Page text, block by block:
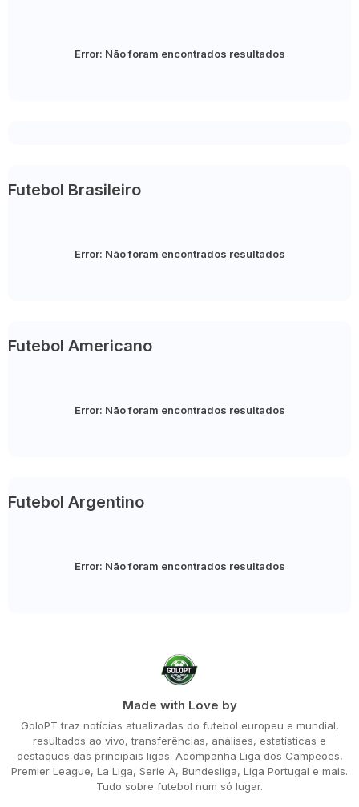
Error: Não foram encontrados resultados
Futebol Brasileiro
Error: Não foram encontrados resultados
Futebol Americano
Error: Não foram encontrados resultados
Futebol Argentino
Error: Não foram encontrados resultados
Made with Love by
GoloPT traz notícias atualizadas do futebol europeu e mundial,
resultados ao vivo, transferências, análises, estatísticas e
destaques das principais ligas. Acompanha Liga dos Campeões,
Premier League, La Liga, Serie A, Bundesliga, Liga Portugal e mais.
Tudo sobre futebol num só lugar.